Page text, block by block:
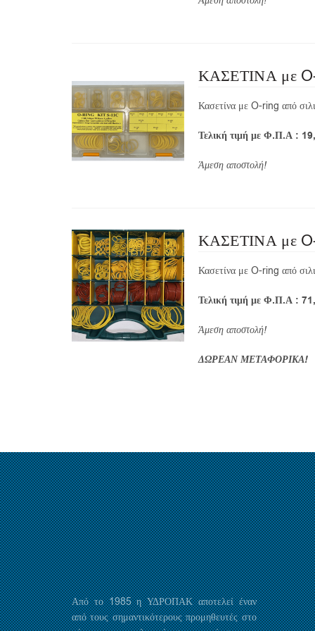
ΚΑΣΕΤΙΝΑ με
Κασετίνα με O-ring από
Τελική τιμή με Φ.Π.Α :
Άμεση αποστολή!
ΚΑΣΕΤΙΝΑ με
Κασετίνα με O-ring από
Τελική τιμή με Φ.Π.Α :
Άμεση αποστολή!
ΔΩΡΕΑΝ
Από το 1985 η ΥΔΡΟΠΑΚ αποτελεί έναν
από τους σημαντικότερους προμηθευτές στο